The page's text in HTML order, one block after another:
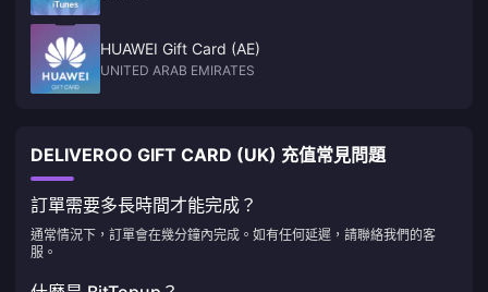
HUAWEI Gift Card (AE)
UNITED ARAB EMIRATES
DELIVEROO GIFT CARD (UK) 充值常見問題
訂單需要多長時間才能完成？
通常情況下，訂單會在幾分鐘內完成。如有任何延遲，請聯絡我們的客
服。